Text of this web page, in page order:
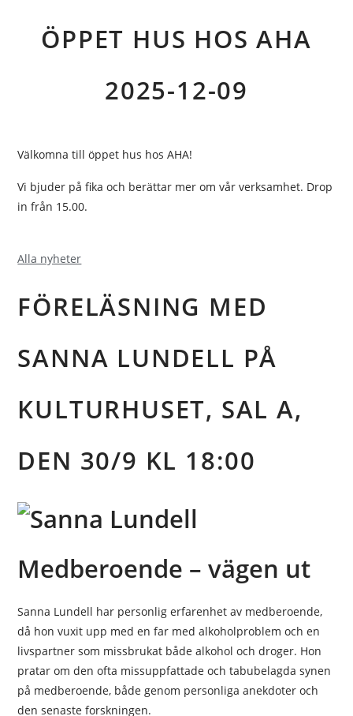
ÖPPET HUS HOS AHA
2025-12-09
Välkomna till öppet hus hos AHA!
Vi bjuder på fika och berättar mer om vår verksamhet. Drop
in från 15.00.
Alla nyheter
FÖRELÄSNING MED
SANNA LUNDELL PÅ
KULTURHUSET, SAL A,
DEN 30/9 KL 18:00
Medberoende – vägen ut
Sanna Lundell har personlig erfarenhet av medberoende,
då hon vuxit upp med en far med alkoholproblem och en
livspartner som missbrukat både alkohol och droger. Hon
pratar om den ofta missuppfattade och tabubelagda synen
på medberoende, både genom personliga anekdoter och
den senaste forskningen.